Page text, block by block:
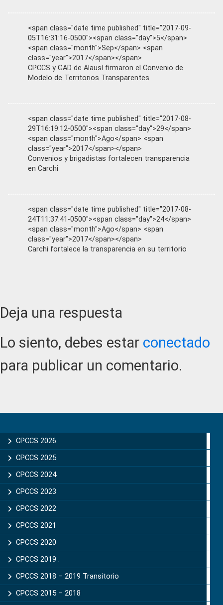
<span class="date time published" title="2017-09-
05T16:31:16-0500"><span class="day">5</span>
<span class="month">Sep</span> <span
class="year">2017</span></span>
CPCCS y GAD de Alausí firmaron el Convenio de
Modelo de Territorios Transparentes
<span class="date time published" title="2017-08-
29T16:19:12-0500"><span class="day">29</span>
<span class="month">Ago</span> <span
class="year">2017</span></span>
Convenios y brigadistas fortalecen transparencia
en Carchi
<span class="date time published" title="2017-08-
24T11:37:41-0500"><span class="day">24</span>
<span class="month">Ago</span> <span
class="year">2017</span></span>
Carchi fortalece la transparencia en su territorio
Reader
Interactions
Deja una respuesta
Lo siento, debes estar conectado
para publicar un comentario.
Sidebar
CPCCS 2026
CPCCS 2025
CPCCS 2024
CPCCS 2023
CPCCS 2022
CPCCS 2021
CPCCS 2020
CPCCS 2019 .
CPCCS 2018 – 2019 Transitorio
CPCCS 2015 – 2018